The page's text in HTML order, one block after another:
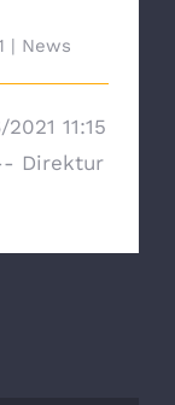
News
11:15
Direktur